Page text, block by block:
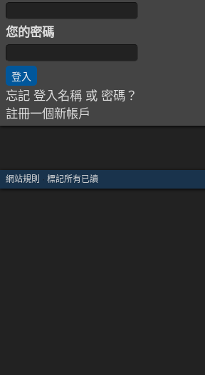
您的密碼
忘記 登入名稱 或 密碼？
註冊一個新帳戶
網站規則 · 標記所有已讀